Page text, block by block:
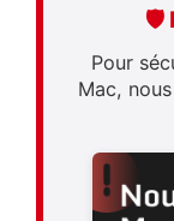
🛡️
Pour
Mac,